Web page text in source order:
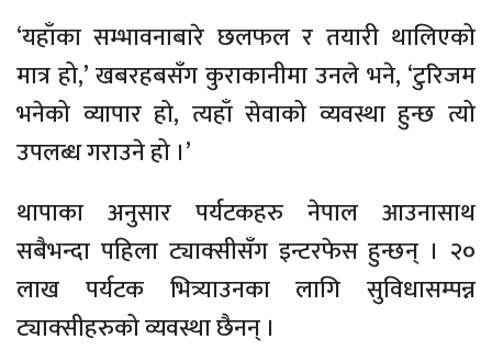
‘यहाँका सम्भावनाबारे छलफल र तयारी थालिएको
मात्र हो,’ खबरहबसँग कुराकानीमा उनले भने, ‘टुरिजम
भनेको व्यापार हो, त्यहाँ सेवाको व्यवस्था हुन्छ त्यो
उपलब्ध गराउने हो ।’
थापाका अनुसार पर्यटकहरु नेपाल आउनासाथ
सबैभन्दा पहिला ट्याक्सीसँग इन्टरफेस हुन्छन् । २०
लाख पर्यटक भित्र्याउनका लागि सुविधासम्पन्न
ट्याक्सीहरुको व्यवस्था छैनन् ।